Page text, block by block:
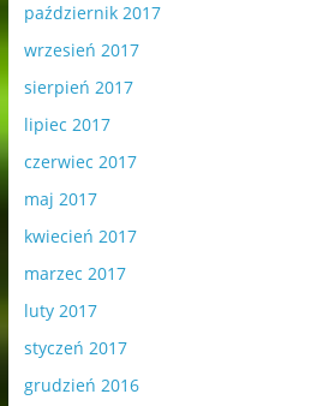
październik 2017
wrzesień 2017
sierpień 2017
lipiec 2017
czerwiec 2017
maj 2017
kwiecień 2017
marzec 2017
luty 2017
styczeń 2017
grudzień 2016